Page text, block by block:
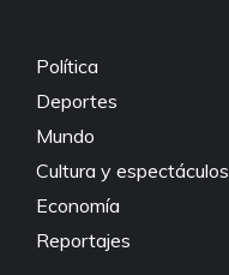
Política
Deportes
Mundo
Cultura y espectáculos
Economía
Reportajes